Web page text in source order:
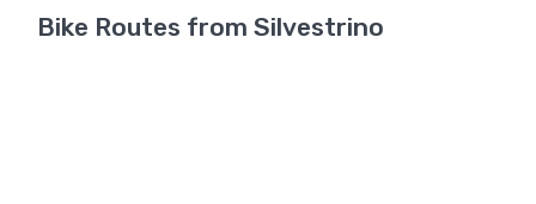
Bike Routes from Silvestrino